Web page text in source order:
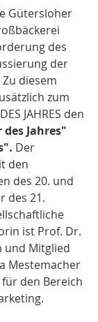
Gütersloher
des
der
diesem
zum
JAHRES den
Jahres"
Der
den
des 20. und
des 21.
ist Prof. Dr.
und Mitglied
Mestemacher
den Bereich